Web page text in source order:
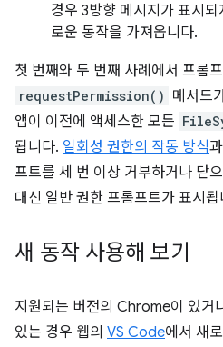
경우 3방향 메시지가 표시
로운 동작을 가져옵니다.
첫 번째와 두 번째 사례에서 프롬
requestPermission() 메서드
앱이 이전에 액세스한 모든
됩니다. 일회성 권한의 작동 방식
프트를 세 번 이상 거부하거나 닫
대신 일반 권한 프롬프트가 표시됩
새 동작 사용해 보기
지원되는 버전의 Chrome이 있거
있는 경우 웹의 VS Code에서 새